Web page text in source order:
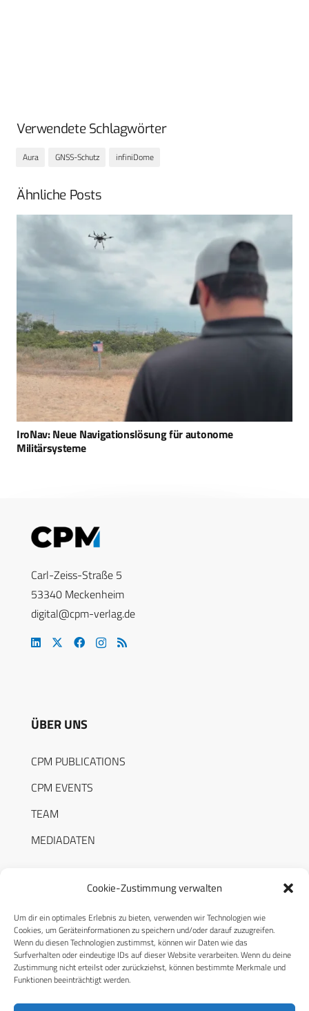
Cookie-Zustimmung verwalten
Um dir ein optimales Erlebnis zu bieten, verwenden wir Technologien wie
Cookies, um Geräteinformationen zu speichern und/oder darauf zuzugreifen.
Wenn du diesen Technologien zustimmst, können wir Daten wie das
Surfverhalten oder eindeutige IDs auf dieser Website verarbeiten. Wenn du deine
Zustimmung nicht erteilst oder zurückziehst, können bestimmte Merkmale und
Funktionen beeinträchtigt werden.
Verwendete Schlagwörter
Aura GNSS-Schutz infiniDome
Ähnliche Posts
IroNav: Neue Navigationslösung für autonome
Militärsysteme
Carl-Zeiss-Straße 5
53340 Meckenheim
digital@cpm-verlag.de
ÜBER UNS
CPM PUBLICATIONS
CPM EVENTS
TEAM
MEDIADATEN
RECHTLICHES
Datenschutzerklärung
Cookie-Richtlinie (EU)